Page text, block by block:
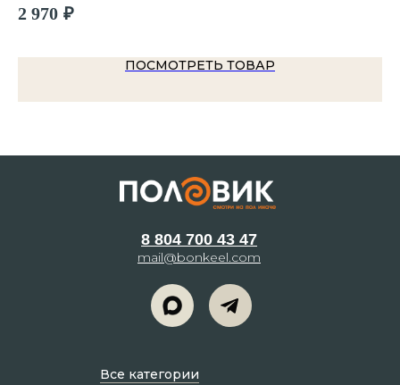
2 970 ₽
ПОСМОТРЕТЬ ТОВАР
8 804 700 43 47
mail@bonkeel.com
Все категории